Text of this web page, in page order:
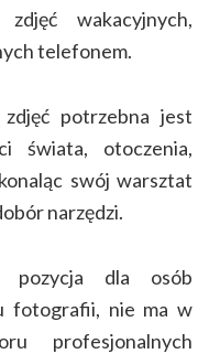
wakacyjnych,
telefonem.
potrzebna jest
świata, otoczenia,
swój warsztat
narzędzi.
dla osób
fotografii, nie ma w
profesjonalnych